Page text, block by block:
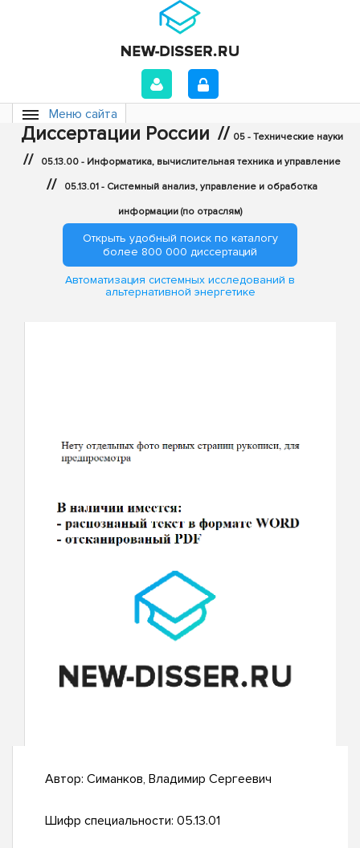
Меню сайта
Диссертации России // 05 - Технические науки
// 05.13.00 - Информатика, вычислительная техника и управление
// 05.13.01 - Системный анализ, управление и обработка
информации (по отраслям)
Открыть удобный поиск по каталогу
более 800 000 диссертаций
Автоматизация системных исследований в
альтернативной энергетике
Автор: Симанков, Владимир Сергеевич
Шифр специальности: 05.13.01